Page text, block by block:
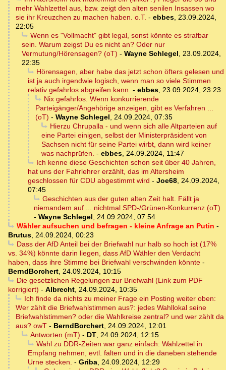
mehr Wahlzettel aus, bzw. zeigt den alten senilen Insassen wo
sie ihr Kreuzchen zu machen haben. o.T. - ebbes, 23.09.2024,
22:05
Wenn es "Vollmacht" gibt legal, sonst könnte es strafbar
sein. Warum zeigst Du es nicht an? Oder nur
Vermutung/Hörensagen? (oT) - Wayne Schlegel, 23.09.2024,
22:35
Hörensagen, aber habe das jetzt schon öfters gelesen und
ist ja auch irgendwie logisch, wenn man so viele Stimmen
relativ gefahrlos abgreifen kann. - ebbes, 23.09.2024, 23:23
Nix gefahrlos. Wenn konkurrierende
Parteigänger/Angehörige anzeigen, gibt es Verfahren ...
(oT) - Wayne Schlegel, 24.09.2024, 07:35
Hierzu Chrupalla - und wenn sich alle Altparteien auf
eine Partei einigen, selbst der Ministerpräsident von
Sachsen nicht für seine Partei wirbt, dann wird keiner
was nachprüfen. - ebbes, 24.09.2024, 11:47
Ich kenne diese Geschichten schon seit über 40 Jahren,
hat uns der Fahrlehrer erzählt, das im Altersheim
geschlossen für CDU abgestimmt wird - Joe68, 24.09.2024,
07:45
Geschichten aus der guten alten Zeit halt. Fällt ja
niemandem auf ... nichtmal SPD-/Grünen-Konkurrenz (oT)
- Wayne Schlegel, 24.09.2024, 07:54
Wähler aufsuchen und befragen - kleine Anfrage an Putin -
Brutus, 24.09.2024, 00:23
Dass der AfD Anteil bei der Briefwahl nur halb so hoch ist (17%
vs. 34%) könnte darin liegen, dass AfD Wähler den Verdacht
haben, dass ihre Stimme bei Briefwahl verschwinden könnte -
BerndBorchert, 24.09.2024, 10:15
Die gesetzlichen Regelungen zur Briefwahl (Link zum PDF
korrigiert) - Albrecht, 24.09.2024, 10:35
Ich finde da nichts zu meiner Frage ein Posting weiter oben:
Wer zählt die Briefwahlstimmen aus?: jedes Wahllokal seine
Briefwahlstimmen? oder die Wahlkreise zentral? und wer zählt da
aus? owT - BerndBorchert, 24.09.2024, 12:01
Antworten (mT) - DT, 24.09.2024, 12:15
Wahl zu DDR-Zeiten war ganz einfach: Wahlzettel in
Empfang nehmen, evtl. falten und in die daneben stehende
Urne stecken. - Griba, 24.09.2024, 12:29